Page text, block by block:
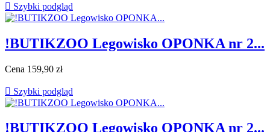
 Szybki podgląd
!BUTIKZOO Legowisko OPONKA nr 2...
Cena 159,90 zł
 Szybki podgląd
!BUTIKZOO Legowisko OPONKA nr 2...